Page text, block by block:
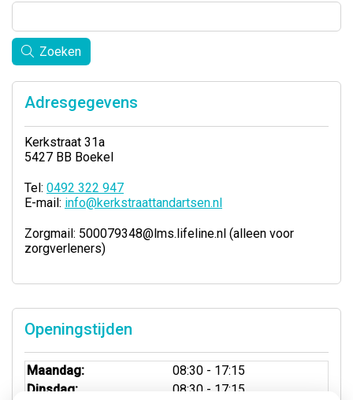
Zoeken
Adresgegevens
Kerkstraat 31a
5427 BB Boekel
Tel: 0492 322 947
E-mail: info@kerkstraattandartsen.nl
Zorgmail: 500079348@lms.lifeline.nl (alleen voor
zorgverleners)
Openingstijden
Maandag:
08:30 - 17:15
Dinsdag:
08:30 - 17:15